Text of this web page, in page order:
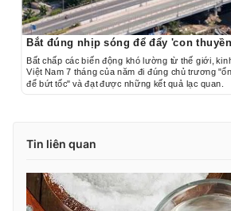
Bắt đúng nhịp sóng để đẩy 'con
Bất chấp các biến động khó lường từ thế giới,
Việt Nam 7 tháng của năm đi đúng chủ trương
để bứt tốc" và đạt được những kết quả lạc quan.
Tin liên quan